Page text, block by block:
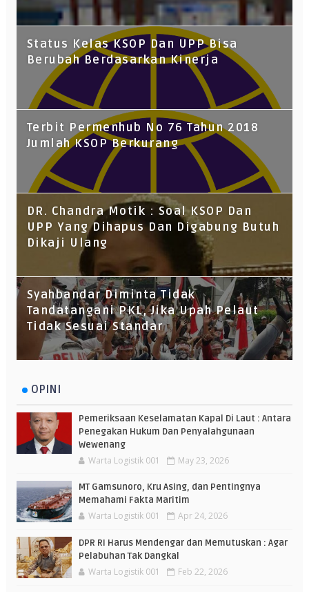
Status Kelas KSOP Dan UPP Bisa
Berubah Berdasarkan Kinerja
Terbit Permenhub No 76 Tahun 2018
Jumlah KSOP Berkurang
DR. Chandra Motik : Soal KSOP Dan
UPP Yang Dihapus Dan Digabung Butuh
Dikaji Ulang
Syahbandar Diminta Tidak
Tandatangani PKL, Jika Upah Pelaut
Tidak Sesuai Standar
OPINI
Pemeriksaan Keselamatan Kapal Di Laut : Antara
Penegakan Hukum Dan Penyalahgunaan
Wewenang
Warta Logistik 001 May 23, 2026
MT Gamsunoro, Kru Asing, dan Pentingnya
Memahami Fakta Maritim
Warta Logistik 001 Apr 24, 2026
DPR RI Harus Mendengar dan Memutuskan : Agar
Pelabuhan Tak Dangkal
Warta Logistik 001 Feb 22, 2026